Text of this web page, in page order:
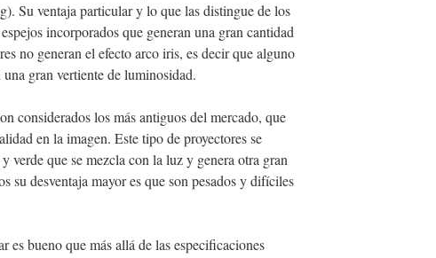
Su ventaja particular y lo que las distingue de los
incorporados que generan una gran cantidad
no generan el efecto arco iris, es decir que alguno
gran vertiente de luminosidad.
considerados los más antiguos del mercado, que
en la imagen. Este tipo de proyectores se
verde que se mezcla con la luz y genera otra gran
desventaja mayor es que son pesados y difíciles
es bueno que más allá de las especificaciones